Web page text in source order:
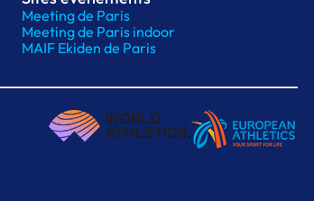
Meeting de Paris
Meeting de Paris indoor
MAIF Ekiden de Paris